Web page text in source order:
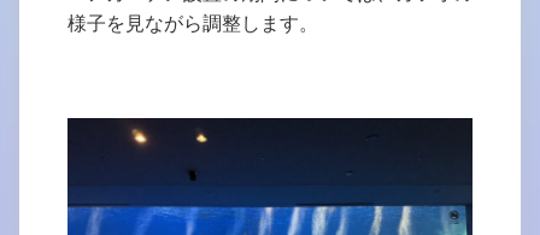
様子を見ながら調整します。